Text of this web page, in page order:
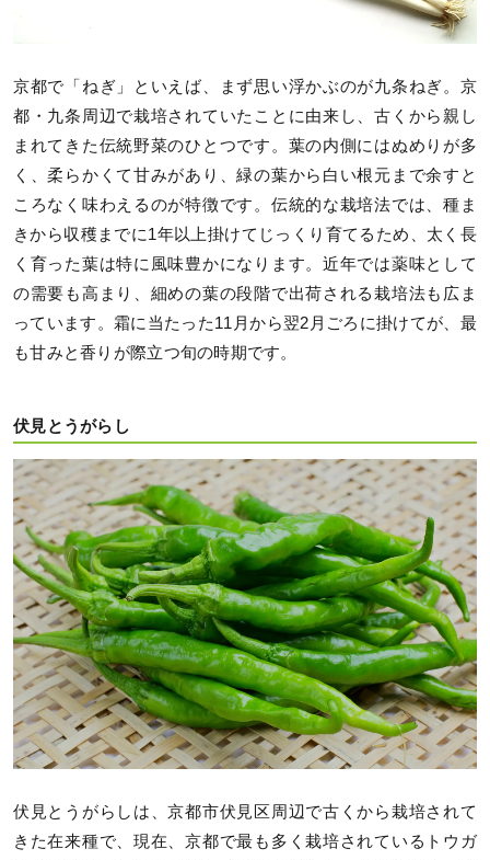
京都で「ねぎ」といえば、まず思い浮かぶのが九条ねぎ。京
都・九条周辺で栽培されていたことに由来し、古くから親し
まれてきた伝統野菜のひとつです。葉の内側にはぬめりが多
く、柔らかくて甘みがあり、緑の葉から白い根元まで余すと
ころなく味わえるのが特徴です。伝統的な栽培法では、種ま
きから収穫までに1年以上掛けてじっくり育てるため、太く長
く育った葉は特に風味豊かになります。近年では薬味として
の需要も高まり、細めの葉の段階で出荷される栽培法も広ま
っています。霜に当たった11月から翌2月ごろに掛けてが、最
も甘みと香りが際立つ旬の時期です。
伏見とうがらし
伏見とうがらしは、京都市伏見区周辺で古くから栽培されて
きた在来種で、現在、京都で最も多く栽培されているトウガ